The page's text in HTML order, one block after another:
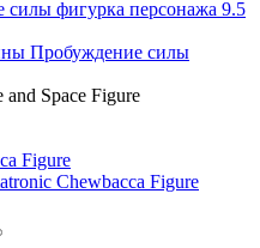
Пробуждение силы
Space Figure
Chewbacca Figure